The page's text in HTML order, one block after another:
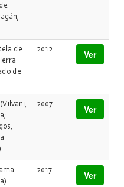
de
de
2012 Ver
2007 Ver
2017 Ver